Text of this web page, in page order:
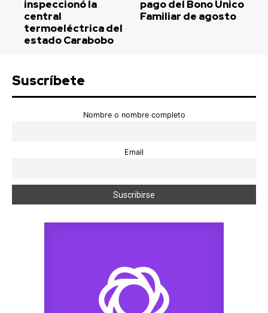
inspeccionó la
central
termoeléctrica del
estado Carabobo
pago del Bono Único
Familiar de agosto
Suscríbete
Nombre o nombre completo
Email